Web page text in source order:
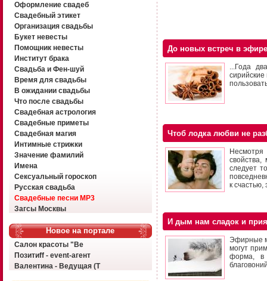
Оформление свадеб
Свадебный этикет
Организация свадьбы
Букет невесты
Помощник невесты
Институт брака
Свадьба и Фен-шуй
Время для свадьбы
В ожидании свадьбы
Что после свадьбы
Свадебная астрология
Свадебные приметы
Свадебная магия
Интимные стрижки
Значение фамилий
Имена
Сексуальный гороскоп
Русская свадьба
Свадебные песни MP3
Загсы Москвы
Новое на портале
Салон красоты "Ве
Позитиff - event-агент
Валентина - Ведущая (Т
До новых встреч в эфире
...Года
сирийские
Чтоб лодка любви не
следует
к
И дым нам сладок и
Эфирные
могут
форма, в